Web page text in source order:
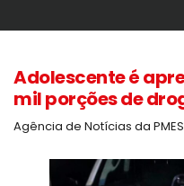
Adolescente é
mil porções de
Agência de Notícias da